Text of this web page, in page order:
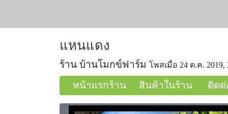
แหนแดง
ร้าน บ้านโมกข์ฟาร์ม โพสเมื่อ 24 ต.ค. 2019,
หน้าแรกร้าน สินค้าในร้าน ติด